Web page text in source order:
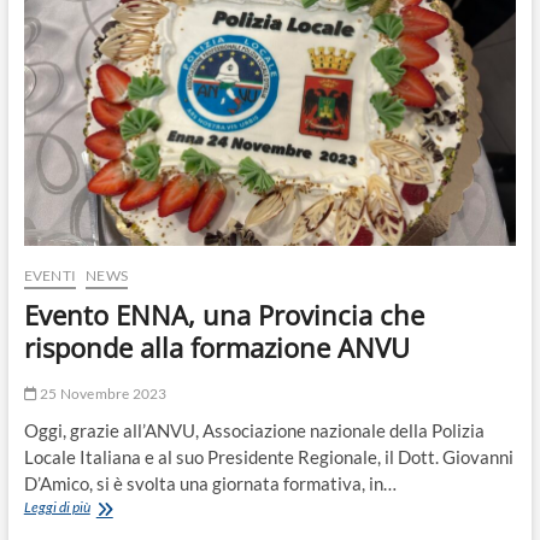
EVENTI NEWS
Evento ENNA, una Provincia che
risponde alla formazione ANVU
25 Novembre 2023
Oggi, grazie all’ANVU, Associazione nazionale della Polizia
Locale Italiana e al suo Presidente Regionale, il Dott. Giovanni
D’Amico, si è svolta una giornata formativa, in…
Leggi di piùEvento